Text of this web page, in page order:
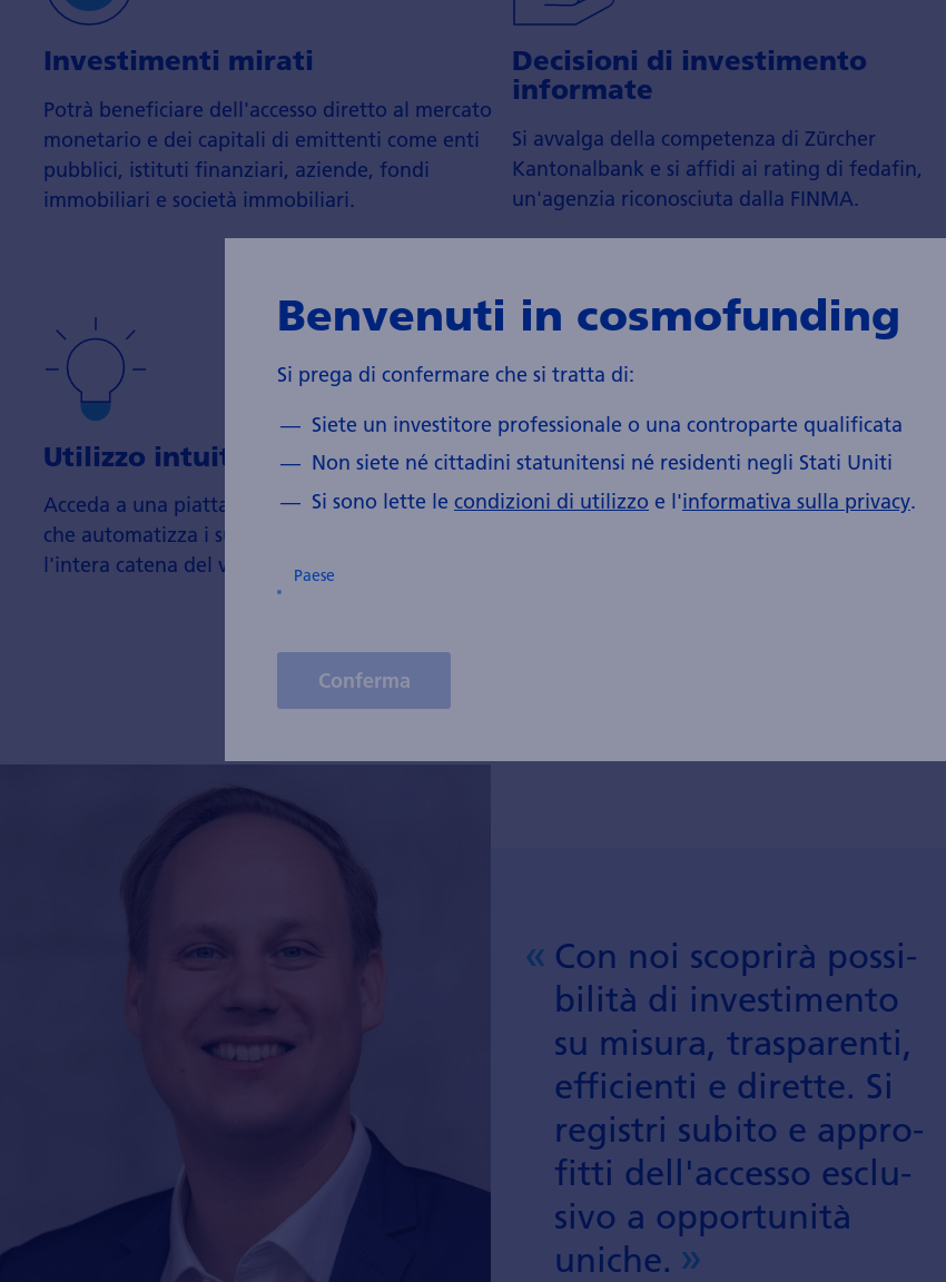
Investimenti mirati
Potrà beneficiare dell'accesso diretto al mer­cato
mone­tario e dei capitali di emit­tenti come enti
pubblici, istituti finanziari, aziende, fondi
immobi­liari e società immobi­liari.
Decisioni di investi­mento
informate
Si avvalga della competenza di Zürcher
Kantonal­bank e si affidi ai rating di fedafin,
un'agenzia rico­no­sciuta dalla FINMA.
Utilizzo intuitivo
Acceda a una piattaforma web facile da usare
che automatizza i suoi processi e comprende
l'intera catena del valore.
Facile gestione delle transazioni
Grazie alla cartolarizzazione tramite ISIN e a
Con noi scoprirà possi­
bi­lità di investi­mento
su misura, traspa­renti,
effi­cienti e dirette. Si
registri subito e appro­
fitti dell'accesso esclu­
sivo a oppor­tunità
uniche.
Benvenuti in cosmofunding
Si prega di confermare che si tratta di:
Siete un investitore professionale o una controparte qualificata
Non siete né cittadini statunitensi né residenti negli Stati Uniti
Si sono lette le condizioni di utilizzo e l'informativa sulla privacy.
Paese
Conferma